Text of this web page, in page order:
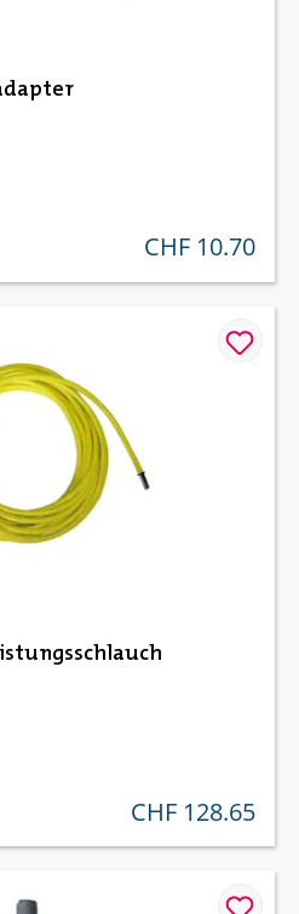
regulärer preis:
CHF 10.70
regulärer preis:
CHF 128.65